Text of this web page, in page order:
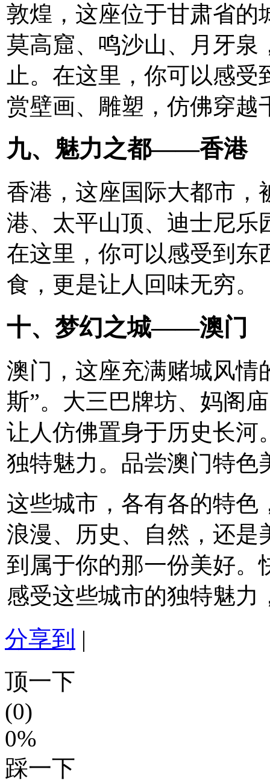
敦煌，这座位于甘肃省的
莫高窟、鸣沙山、月牙泉
止。在这里，你可以感
赏壁画、雕塑，仿佛穿越
九、魅力之都——香港
香港，这座国际大都市，
港、太平山顶、迪士尼乐
在这里，你可以感受到东
食，更是让人回味无穷。
十、梦幻之城——澳门
澳门，这座充满赌城风情
斯”。大三巴牌坊、妈阁
让人仿佛置身于历史长河
独特魅力。品尝澳门特色
这些城市，各有各的特色
浪漫、历史、自然，还是
到属于你的那一份美好。
感受这些城市的独特魅力
分享到 |
顶一下
(0)
0%
踩一下